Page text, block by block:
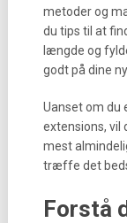
metoder og
du tips til at
længde og
godt på dine
Uanset om du
extensions, vil
mest
træffe det
Forstå